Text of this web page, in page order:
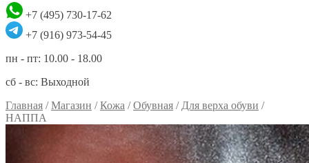
+7 (495) 730-17-62
+7 (916) 973-54-45
пн - пт: 10.00 - 18.00
сб - вс: Выходной
Главная /Магазин /Кожа /Обувная / Для верха обуви /
НАППА